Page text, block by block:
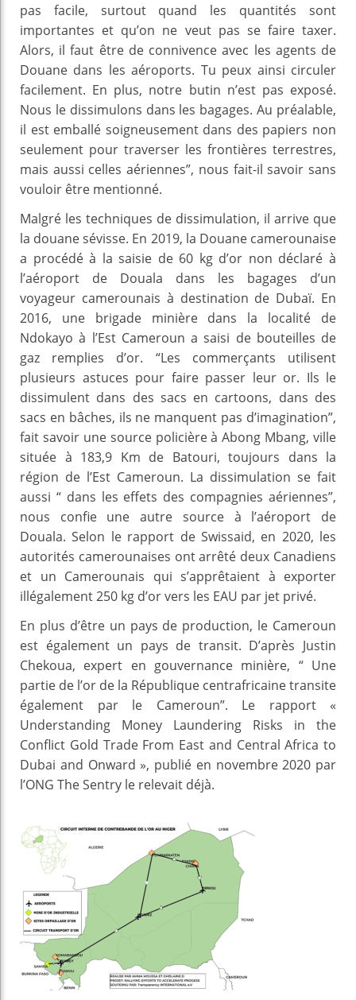
pas facile, surtout quand les quantités sont
importantes et qu’on ne veut pas se faire taxer.
Alors, il faut être de connivence avec les agents de
Douane dans les aéroports. Tu peux ainsi circuler
facilement. En plus, notre butin n’est pas exposé.
Nous le dissimulons dans les bagages. Au préalable,
il est emballé soigneusement dans des papiers non
seulement pour traverser les frontières terrestres,
mais aussi celles aériennes”, nous fait-il savoir sans
vouloir être mentionné.
Malgré les techniques de dissimulation, il arrive que
la douane sévisse. En 2019, la Douane camerounaise
a procédé à la saisie de 60 kg d’or non déclaré à
l’aéroport de Douala dans les bagages d’un
voyageur camerounais à destination de Dubaï. En
2016, une brigade minière dans la localité de
Ndokayo à l’Est Cameroun a saisi de bouteilles de
gaz remplies d’or. “Les commerçants utilisent
plusieurs astuces pour faire passer leur or. Ils le
dissimulent dans des sacs en cartoons, dans des
sacs en bâches, ils ne manquent pas d’imagination”,
fait savoir une source policière à Abong Mbang, ville
située à 183,9 Km de Batouri, toujours dans la
région de l’Est Cameroun. La dissimulation se fait
aussi “ dans les effets des compagnies aériennes”,
nous confie une autre source à l’aéroport de
Douala. Selon le rapport de Swissaid, en 2020, les
autorités camerounaises ont arrêté deux Canadiens
et un Camerounais qui s’apprêtaient à exporter
illégalement 250 kg d’or vers les EAU par jet privé.
En plus d’être un pays de production, le Cameroun
est également un pays de transit. D’après Justin
Chekoua, expert en gouvernance minière, “ Une
partie de l’or de la République centrafricaine transite
également par le Cameroun”. Le rapport «
Understanding Money Laundering Risks in the
Conflict Gold Trade From East and Central Africa to
Dubai and Onward », publié en novembre 2020 par
l’ONG The Sentry le relevait déjà.